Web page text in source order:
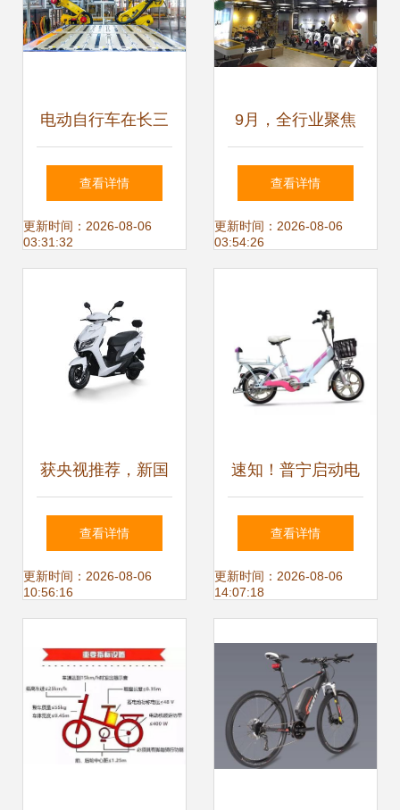
电动自行车在长三
角 绿色出行的新潮
流与挑战
查看详情
更新时间：2026-08-06
03:31:32
9月，全行业聚焦
电动自行车！爱
玛、雅迪、比德文
是什么？
查看详情
更新时间：2026-08-06
03:54:26
获央视推荐，新国
标买车不要慌，认
准雅迪就够了
查看详情
更新时间：2026-08-06
10:56:16
速知！普宁启动电
动自行车登记工作
查看详情
更新时间：2026-08-06
14:07:18